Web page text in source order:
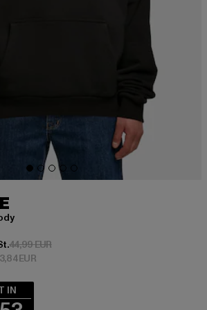
EUR
44,99 EURAktionspreis: 44,99 EUR
EUR
IN